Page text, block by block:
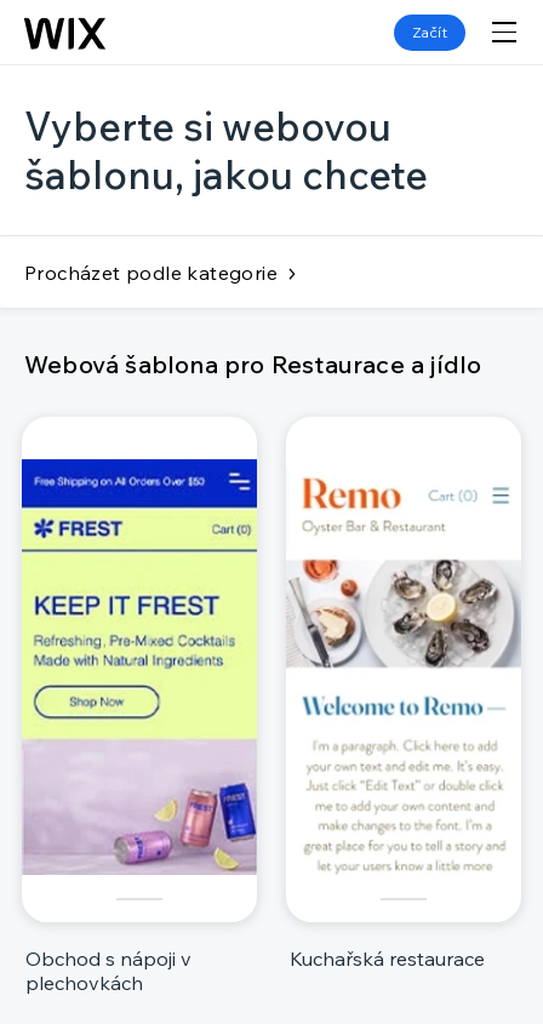
Začít
Vyberte si webovou
šablonu, jakou chcete
Procházet podle kategorie
Webová šablona pro Restaurace a jídlo
Obchod s nápoji v
plechovkách
Kuchařská restaurace